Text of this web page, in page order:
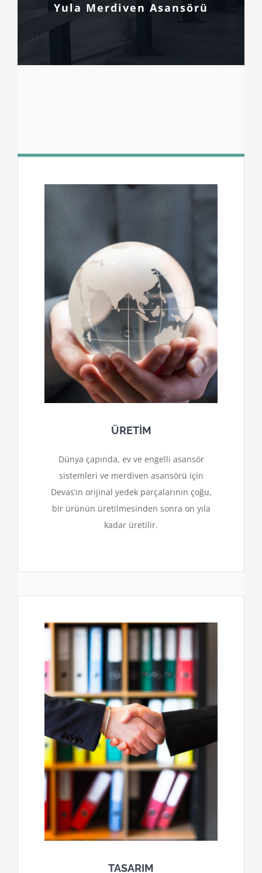
Yula Merdiven Asansörü
ÜRETİM
Dünya çapında, ev ve engelli asansör
sistemleri ve merdiven asansörü için
Devas’ın orijinal yedek parçalarının çoğu,
bir ürünün üretilmesinden sonra on yıla
kadar üretilir.
TASARIM